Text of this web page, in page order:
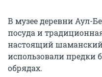
В музее деревни Аул-
посуда и
настоящий
использовали предки
обрядах.